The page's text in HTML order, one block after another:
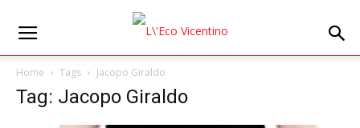
Home Tags Jacopo Giraldo
Tag: Jacopo Giraldo